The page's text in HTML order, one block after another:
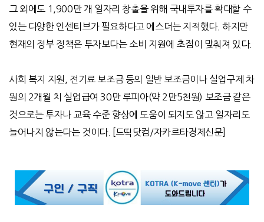
그 외에도 1,900만 개 일자리 창출을 위해 국내투자를 확대할 수
있는 다양한 인센티브가 필요하다고 에스더는 지적했다.하지만
현재의 정부 정책은 투자보다는 소비 지원에 초점이 맞춰져 있다.
사회 복지 지원 , 전기료 보조금 등의 일반 보조금이나 실업구제 차
원의 2개월 치 실업급여30만 루피아(약2만5천원) 보조금 같은
것으로는 투자나 교육 수준 향상에 도움이 되지도 않고 일자리도
늘어나지 않는다는 것이다. [ 드띡닷컴 /자카르타경제신문]